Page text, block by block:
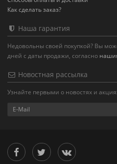
Как сделать заказ?
Наша гарантия
Недовольны своей покупкой? Вы
дней с даты продажи, согласно
Новостная рассылка
Узнайте первыми о новостях и